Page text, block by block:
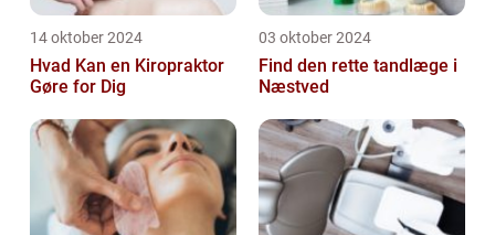
14 oktober 2024
Hvad Kan en Kiropraktor
Gøre for Dig
03 oktober 2024
Find den rette tandlæge i
Næstved